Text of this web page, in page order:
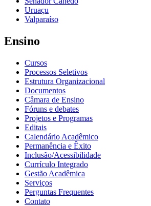
Uruaçu
Valparaíso
Ensino
Cursos
Processos Seletivos
Estrutura Organizacional
Documentos
Câmara de Ensino
Fóruns e debates
Projetos e Programas
Editais
Calendário Acadêmico
Permanência e Êxito
Inclusão/Acessibilidade
Currículo Integrado
Gestão Acadêmica
Serviços
Perguntas Frequentes
Contato